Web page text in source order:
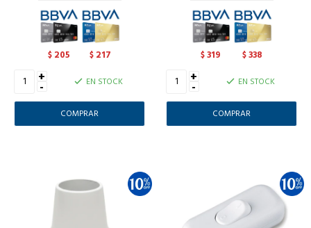
$ 205 $ 217
+
- EN STOCK
$319 $338
+
- EN STOCK